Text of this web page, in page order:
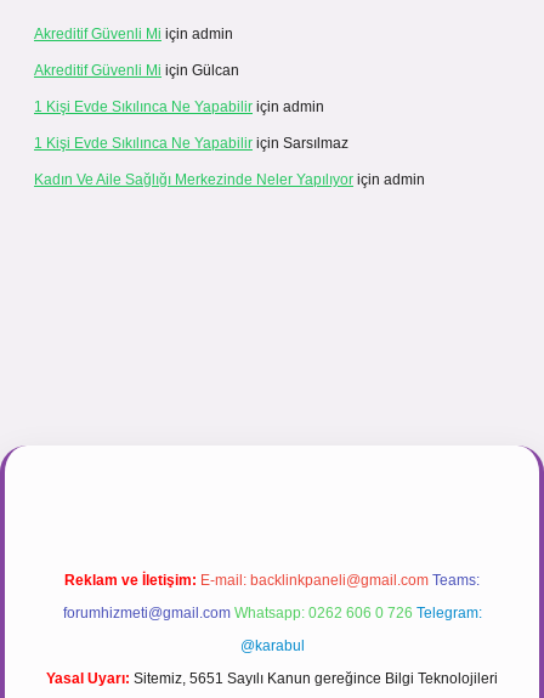
Akreditif Güvenli Mi için admin
Akreditif Güvenli Mi için Gülcan
1 Kişi Evde Sıkılınca Ne Yapabilir için admin
1 Kişi Evde Sıkılınca Ne Yapabilir için Sarsılmaz
Kadın Ve Aile Sağlığı Merkezinde Neler Yapılıyor için admin
Reklam ve İletişim: E-mail: backlinkpaneli@gmail.com Teams:
forumhizmeti@gmail.com Whatsapp: 0262 606 0 726 Telegram:
@karabul
Yasal Uyarı: Sitemiz, 5651 Sayılı Kanun gereğince Bilgi Teknolojileri